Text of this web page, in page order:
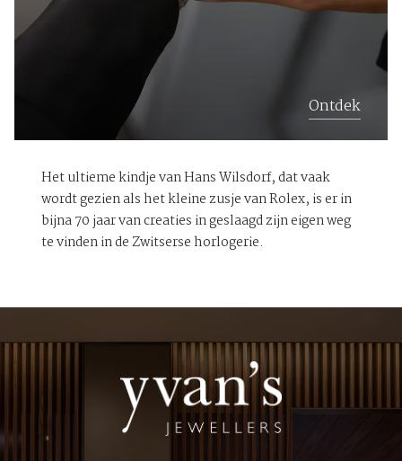
Ontdek
Het ultieme kindje van Hans Wilsdorf, dat vaak
wordt gezien als het kleine zusje van Rolex, is er in
bijna 70 jaar van creaties in geslaagd zijn eigen weg
te vinden in de Zwitserse horlogerie.